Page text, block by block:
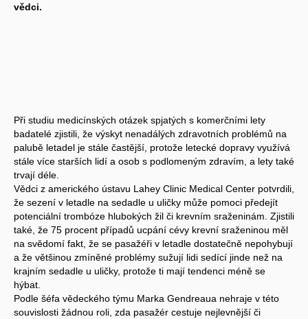
vědci.
Při studiu medicínských otázek spjatých s komerčními lety
badatelé zjistili, že výskyt nenadálých zdravotních problémů na
palubě letadel je stále častější, protože letecké dopravy využívá
stále více starších lidí a osob s podlomeným zdravím, a lety také
trvají déle.
Vědci z amerického ústavu Lahey Clinic Medical Center potvrdili,
že sezení v letadle na sedadle u uličky může pomoci předejít
potenciální trombóze hlubokých žil či krevním sraženinám. Zjistili
také, že 75 procent případů ucpání cévy krevní sraženinou měl
na svědomí fakt, že se pasažéři v letadle dostatečně nepohybují
a že většinou zmíněné problémy sužují lidi sedící jinde než na
krajním sedadle u uličky, protože ti mají tendenci méně se
hýbat.
Podle šéfa vědeckého týmu Marka Gendreaua nehraje v této
souvislosti žádnou roli, zda pasažér cestuje nejlevnější či